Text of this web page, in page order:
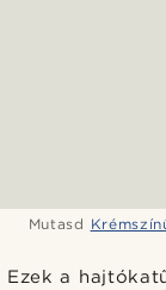
Mutasd
Ezek a